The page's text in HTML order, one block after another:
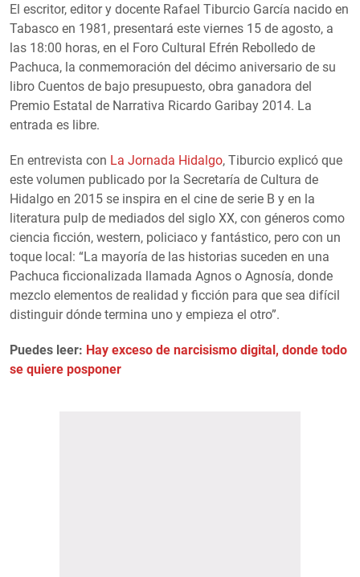
El escritor, editor y docente Rafael Tiburcio García nacido en
Tabasco en 1981, presentará este viernes 15 de agosto, a
las 18:00 horas, en el Foro Cultural Efrén Rebolledo de
Pachuca, la conmemoración del décimo aniversario de su
libro Cuentos de bajo presupuesto, obra ganadora del
Premio Estatal de Narrativa Ricardo Garibay 2014. La
entrada es libre.
En entrevista con La Jornada Hidalgo, Tiburcio explicó que
este volumen publicado por la Secretaría de Cultura de
Hidalgo en 2015 se inspira en el cine de serie B y en la
literatura pulp de mediados del siglo XX, con géneros como
ciencia ficción, western, policiaco y fantástico, pero con un
toque local: “La mayoría de las historias suceden en una
Pachuca ficcionalizada llamada Agnos o Agnosía, donde
mezclo elementos de realidad y ficción para que sea difícil
distinguir dónde termina uno y empieza el otro”.
Puedes leer: Hay exceso de narcisismo digital, donde todo
se quiere posponer